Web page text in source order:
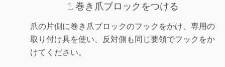
1. 巻き爪ブロックをつける
爪の片側に巻き爪ブロックのフックをかけ、専用の
取り付け具を使い、反対側も同じ要領でフックをか
けてください。